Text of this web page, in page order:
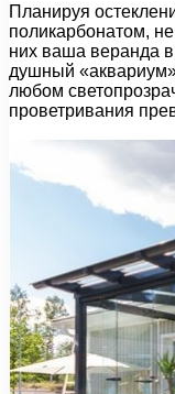
Планируя
поликарбонатом,
них ваша веранда
душный
любом
проветривания